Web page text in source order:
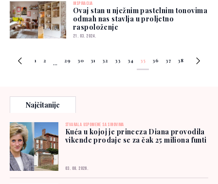
INSPIRACIJA
Ovaj stan u nježnim pastelnim tonovima
odmah nas stavlja u proljetno
raspoloženje
21. 03. 2024.
1 2 ... 29 30 31 32 33 34 35 36 37 38
Najčitanije
STVARALA USPOMENE SA SINOVIMA
Kuća u kojoj je princeza Diana provodila
vikende prodaje se za čak 25 miliona funti
03. 08. 2026.